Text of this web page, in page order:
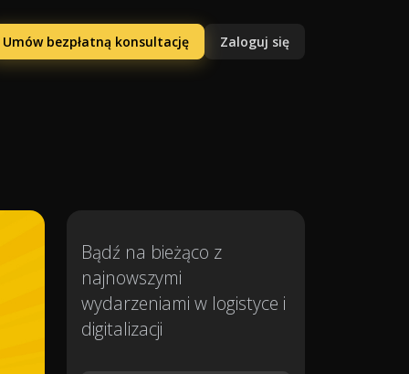
Umów bezpłatną konsultację Zaloguj się
Bądź na bieżąco z
najnowszymi
wydarzeniami w logistyce i
digitalizacji